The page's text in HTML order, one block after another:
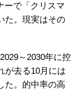
ーで「クリスマ
た。現実はその
～2030年に控
が去る10月には
た。的中率の高